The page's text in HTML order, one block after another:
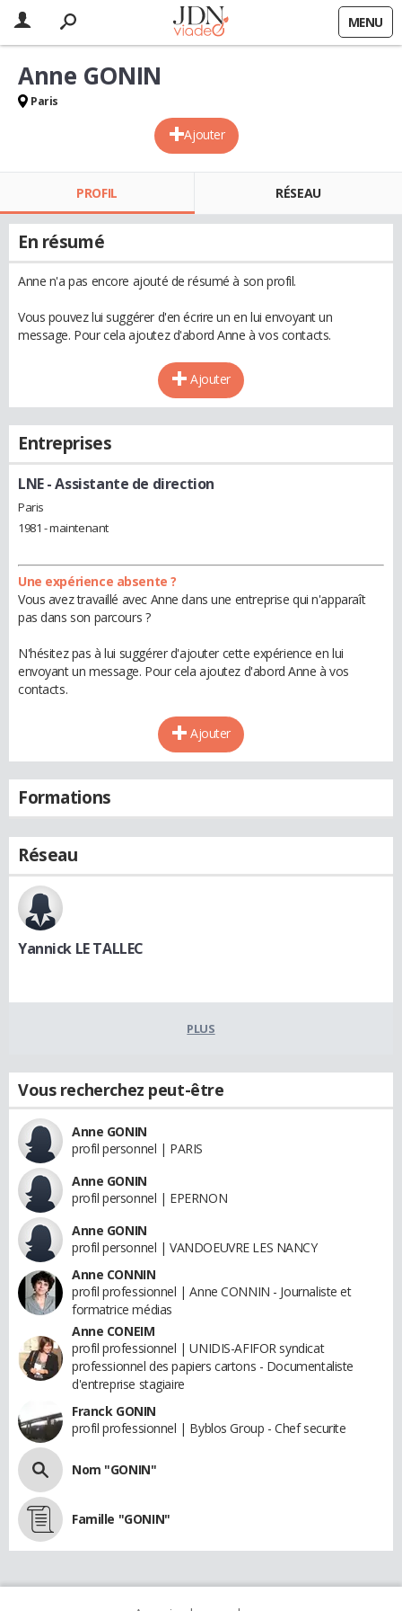
MENU
Ajouter
Anne GONIN
Paris
PROFIL RÉSEAU
En résumé
Anne n'a pas encore ajouté de résumé à son profil.
Vous pouvez lui suggérer d'en écrire un en lui envoyant un
message. Pour cela ajoutez d'abord Anne à vos contacts.
Ajouter
Entreprises
LNE- Assistante de direction
Paris
1981 - maintenant
Une expérience absente ?
Vous avez travaillé avec Anne dans une entreprise qui n'apparaît
pas dans son parcours ?
N'hésitez pas à lui suggérer d'ajouter cette expérience en lui
envoyant un message. Pour cela ajoutez d'abord Anne à vos
contacts.
Ajouter
Formations
Réseau
Yannick LE TALLEC
PLUS
Vous recherchez peut-être
Anne GONIN
profil personnel | PARIS
Anne GONIN
profil personnel | EPERNON
Anne GONIN
profil personnel | VANDOEUVRE LES NANCY
Anne CONNIN
profil professionnel | Anne CONNIN - Journaliste et
formatrice médias
Anne CONEIM
profil professionnel | UNIDIS-AFIFOR syndicat
professionnel des papiers cartons - Documentaliste
d'entreprise stagiaire
Franck GONIN
profil professionnel | Byblos Group - Chef securite
Nom "GONIN"
Famille "GONIN"